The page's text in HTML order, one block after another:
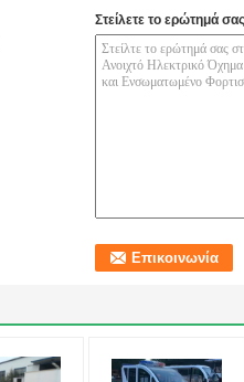
Στείλετε το ερώτημά